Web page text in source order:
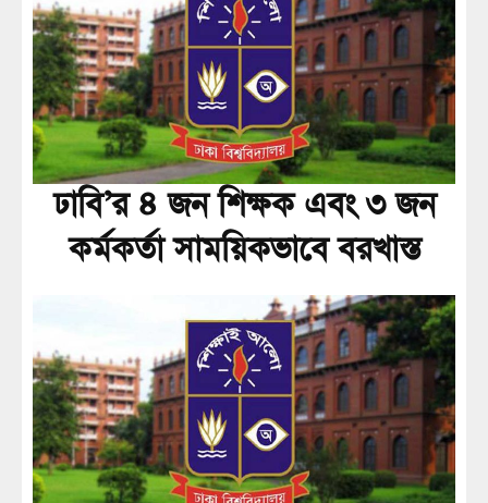
ঢাবি’র ৪ জন শিক্ষক এবং ৩ জন
কর্মকর্তা সাময়িকভাবে বরখাস্ত